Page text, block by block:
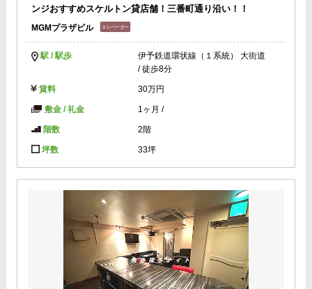
ンジおすすめスケルトン貸店舗！三番町通り沿い！！
MGMプラザビル
駅 / 駅歩
伊予鉄道環状線（１系統） 大街道
/ 徒歩8分
賃料 30万円
敷金 / 礼金 1ヶ月 /
階数 2階
坪数 33坪